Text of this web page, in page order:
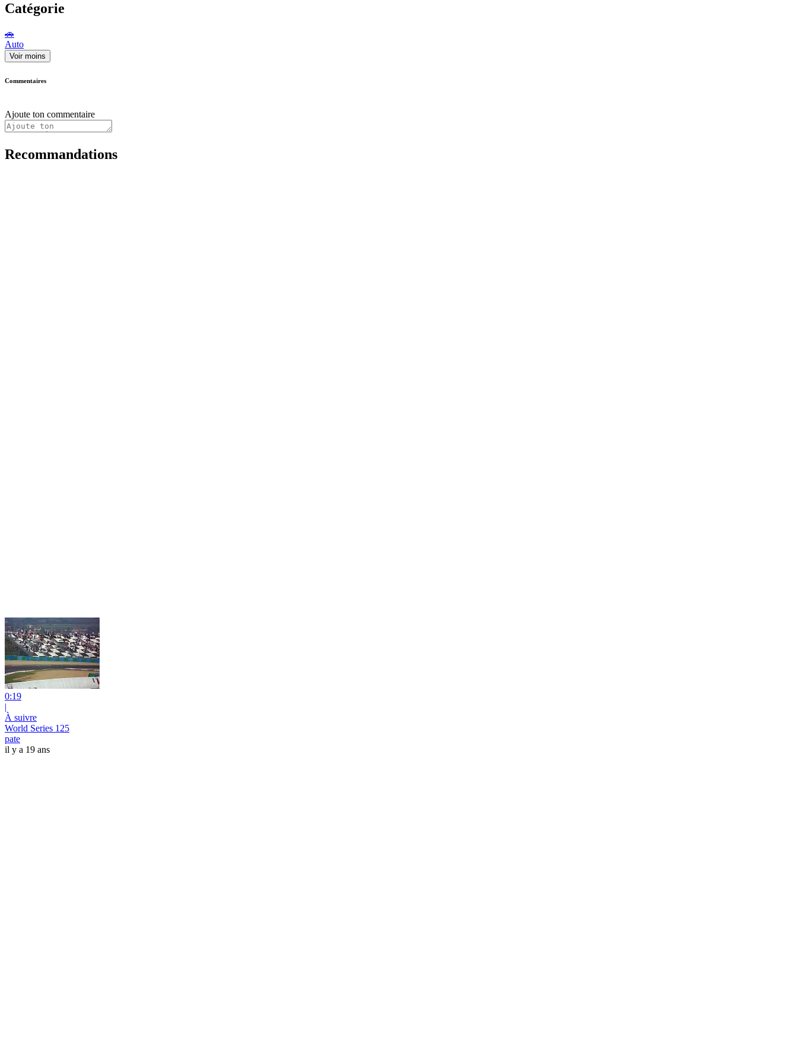
Catégorie
🚗
Auto
Voir moins
Commentaires
Ajoute ton commentaire
Recommandations
0:19
|
À suivre
World Series 125
pate
il y a 19 ans